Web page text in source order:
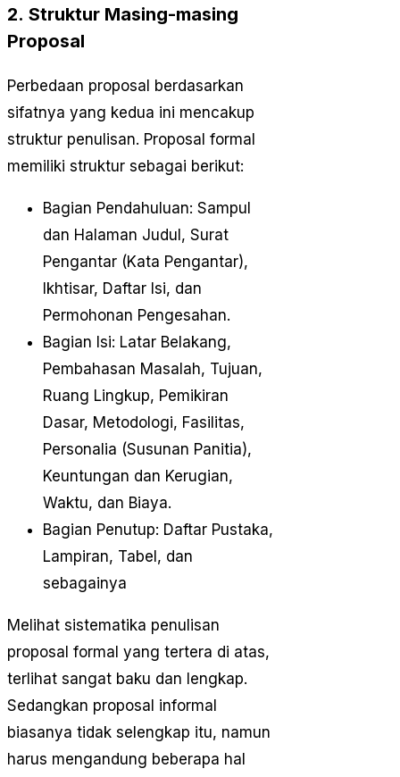
2. Struktur Masing-masing
Proposal
Perbedaan proposal berdasarkan
sifatnya yang kedua ini mencakup
struktur penulisan. Proposal formal
memiliki struktur sebagai berikut:
Bagian Pendahuluan: Sampul
dan Halaman Judul, Surat
Pengantar (Kata Pengantar),
Ikhtisar, Daftar Isi, dan
Permohonan Pengesahan.
Bagian Isi: Latar Belakang,
Pembahasan Masalah, Tujuan,
Ruang Lingkup, Pemikiran
Dasar, Metodologi, Fasilitas,
Personalia (Susunan Panitia),
Keuntungan dan Kerugian,
Waktu, dan Biaya.
Bagian Penutup: Daftar Pustaka,
Lampiran, Tabel, dan
sebagainya
Melihat sistematika penulisan
proposal formal yang tertera di atas,
terlihat sangat baku dan lengkap.
Sedangkan proposal informal
biasanya tidak selengkap itu, namun
harus mengandung beberapa hal